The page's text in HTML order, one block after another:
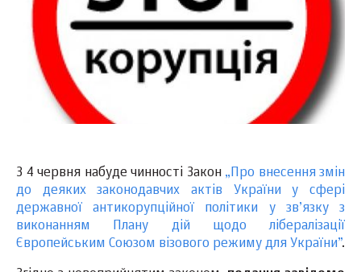
З 4 червня набуде чинності Закон „Про внесення змін
до деяких законодавчих актів України у сфері
державної антикорупційної політики у зв’язку з
виконанням Плану дій щодо лібералізації
Європейським Союзом візового режиму для України”.